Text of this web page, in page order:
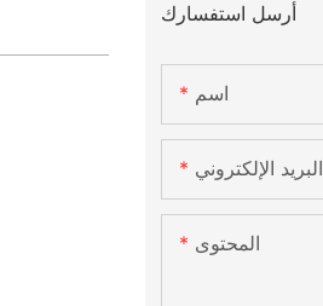
أرسل استفسارك
اسم
البريد الإلكتروني
المحتوى